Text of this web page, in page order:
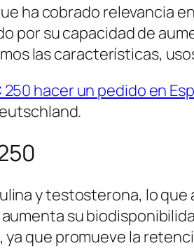
ha cobrado relevancia
su capacidad de
las características,
hacer un pedido en
y testosterona, lo
su
que promueve la